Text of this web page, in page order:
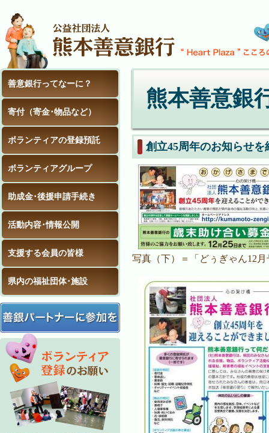
熊本善意銀
創立45周年のお知らせ
写真（下）＝「どぅぎゃん12
善意銀行ってなーに？
寄付（寄金･物品など）
ボランティアの登録預託
ボランティアグループ
助成金･後援申請手続き
活動内容･情報公開
支援する会員の皆様
県内の福祉団体･施設